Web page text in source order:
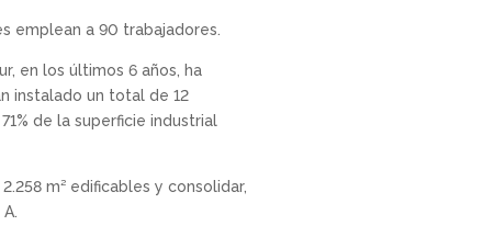
emplean a 90 trabajadores.
en los últimos 6 años, ha
instalado un total de 12
de la superficie industrial
m² edificables y consolidar,